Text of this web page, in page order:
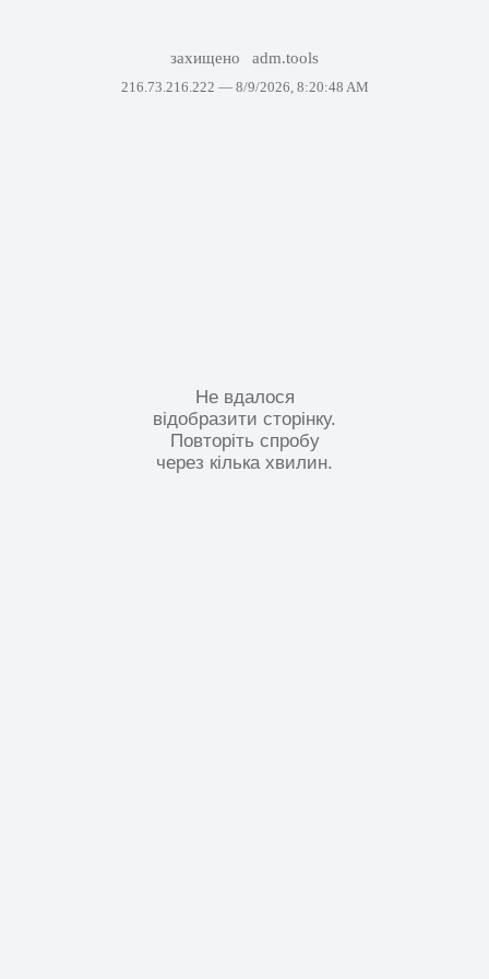
захищено adm.tools
216.73.216.222 — 8/9/2026, 8:20:48 AM
Не вдалося
відобразити сторінку.
Повторіть спробу
через кілька хвилин.